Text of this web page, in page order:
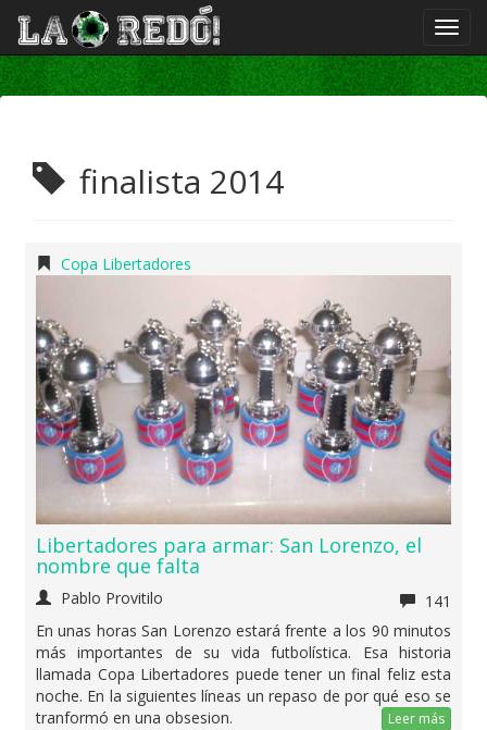
finalista 2014
Copa Libertadores
Libertadores para armar: San Lorenzo, el
nombre que falta
Pablo Provitilo
141
En unas horas San Lorenzo estará frente a los 90 minutos
más importantes de su vida futbolística. Esa historia
llamada Copa Libertadores puede tener un final feliz esta
noche. En la siguientes líneas un repaso de por qué eso se
tranformó en una obsesion.
Leer más